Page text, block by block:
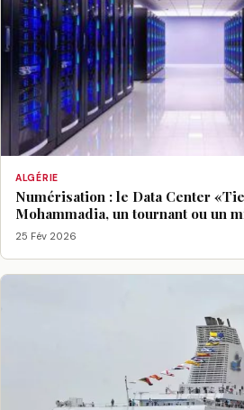
ALGÉRIE
Numérisation : le Data Center
Mohammadia, un tournant ou un
25 Fév 2026